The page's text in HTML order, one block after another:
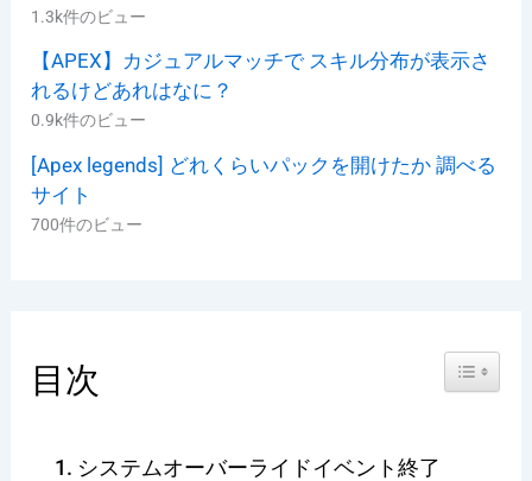
1.3k件のビュー
【APEX】カジュアルマッチで スキル分布が表示さ
れるけどあれはなに？
0.9k件のビュー
[Apex legends] どれくらいパックを開けたか 調べる
サイト
700件のビュー
目次 Toggle
システムオーバーライドイベント終了